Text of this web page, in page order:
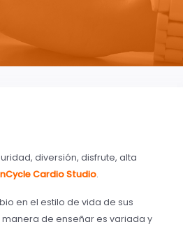
diversión, disfrute, alta
Cardio Studio.
en el estilo de vida de sus
de enseñar es variada y